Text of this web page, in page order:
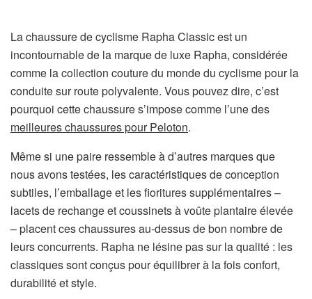
La chaussure de cyclisme Rapha Classic est un
incontournable de la marque de luxe Rapha, considérée
comme la collection couture du monde du cyclisme pour la
conduite sur route polyvalente. Vous pouvez dire, c’est
pourquoi cette chaussure s’impose comme l’une des
meilleures chaussures pour Peloton(
’
o
u
v
r
e
d
.
Même si une paire ressemble à d’autres marques que
nous avons testées, les caractéristiques de conception
subtiles, l’emballage et les fioritures supplémentaires –
lacets de rechange et coussinets à voûte plantaire élevée
– placent ces chaussures au-dessus de bon nombre de
leurs concurrents. Rapha ne lésine pas sur la qualité : les
classiques sont conçus pour équilibrer à la fois confort,
durabilité et style.